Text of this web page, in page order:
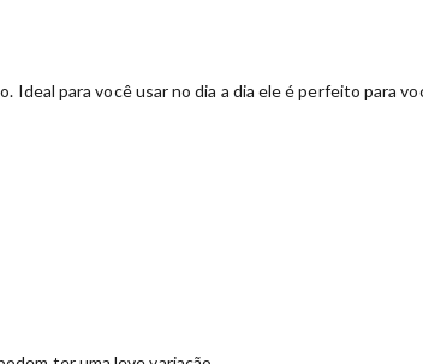
Ideal para você usar no dia a dia ele é perfeito para